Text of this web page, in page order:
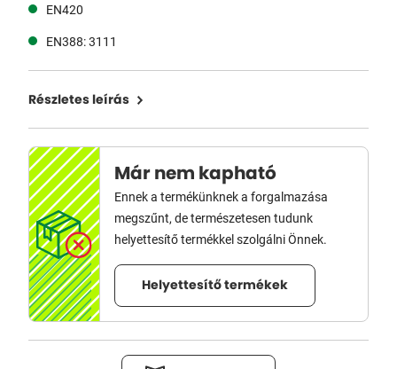
EN420
EN388: 3111
Részletes leírás
Már nem kapható
Ennek a termékünknek a forgalmazása
megszűnt, de természetesen tudunk
helyettesítő termékkel szolgálni Önnek.
Helyettesítő termékek